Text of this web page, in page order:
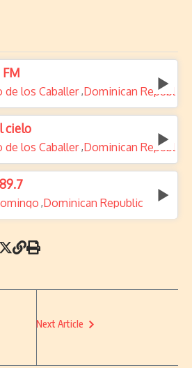
FM
de los Caballeros
,Dominican Republic
cielo
de los Caballeros
,Dominican Republic
,Dominican Republic
Next Article